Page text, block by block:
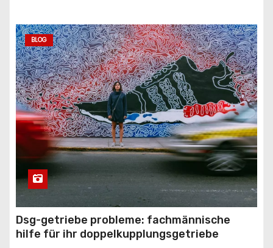
BLOG
Dsg-getriebe probleme: fachmännische
hilfe für ihr doppelkupplungsgetriebe